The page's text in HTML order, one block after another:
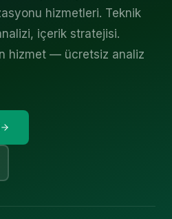
hizmetleri. Teknik
içerik stratejisi.
hizmet — ücretsiz analiz